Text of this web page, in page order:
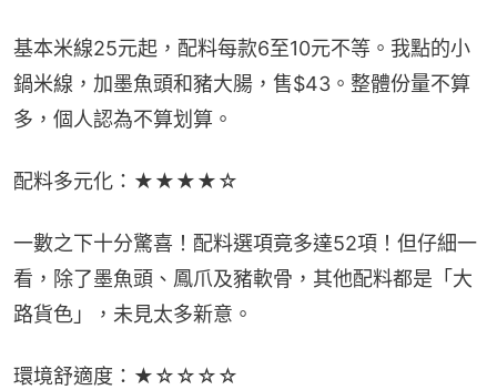
基本米線25元起，配料每款6至10元不等。我點的小
鍋米線，加墨魚頭和豬大腸，售$43。整體份量不算
多，個人認為不算划算。
配料多元化：★★★★☆
一數之下十分驚喜！配料選項竟多達52項！但仔細一
看，除了墨魚頭、鳳爪及豬軟骨，其他配料都是「大
路貨色」，未見太多新意。
環境舒適度：★☆☆☆☆